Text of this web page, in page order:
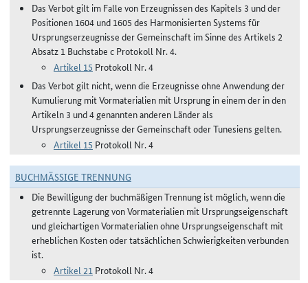
Das Verbot gilt im Falle von Erzeugnissen des Kapitels 3 und der
Positionen 1604 und 1605 des Harmonisierten Systems für
Ursprungserzeugnisse der Gemeinschaft im Sinne des Artikels 2
Absatz 1 Buchstabe c Protokoll Nr. 4.
Artikel 15 Protokoll Nr. 4
Das Verbot gilt nicht, wenn die Erzeugnisse ohne Anwendung der
Kumulierung mit Vormaterialien mit Ursprung in einem der in den
Artikeln 3 und 4 genannten anderen Länder als
Ursprungserzeugnisse der Gemeinschaft oder Tunesiens gelten.
Artikel 15 Protokoll Nr. 4
BUCHMÄSSIGE TRENNUNG
Die Bewilligung der buchmäßigen Trennung ist möglich, wenn die
getrennte Lagerung von Vormaterialien mit Ursprungseigenschaft
und gleichartigen Vormaterialien ohne Ursprungseigenschaft mit
erheblichen Kosten oder tatsächlichen Schwierigkeiten verbunden
ist.
Artikel 21 Protokoll Nr. 4